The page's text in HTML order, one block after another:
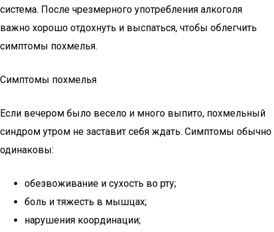
система. После чрезмерного употребления алкоголя
важно хорошо отдохнуть и выспаться, чтобы облегчить
симптомы похмелья.
Симптомы похмелья
Если вечером было весело и много выпито, похмельный
синдром утром не заставит себя ждать. Симптомы обычно
одинаковы:
обезвоживание и сухость во рту;
боль и тяжесть в мышцах;
нарушения координации;